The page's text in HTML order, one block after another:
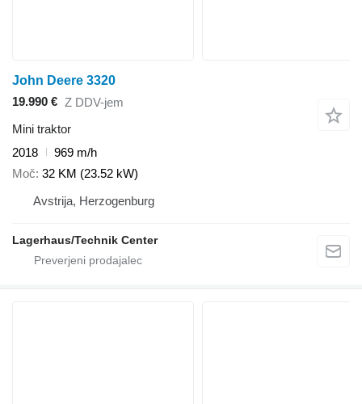
John Deere 3320
19.990 € Z DDV-jem
Mini traktor
2018
969 m/h
Moč 32 KM (23.52 kW)
Avstrija, Herzogenburg
Lagerhaus/Technik Center